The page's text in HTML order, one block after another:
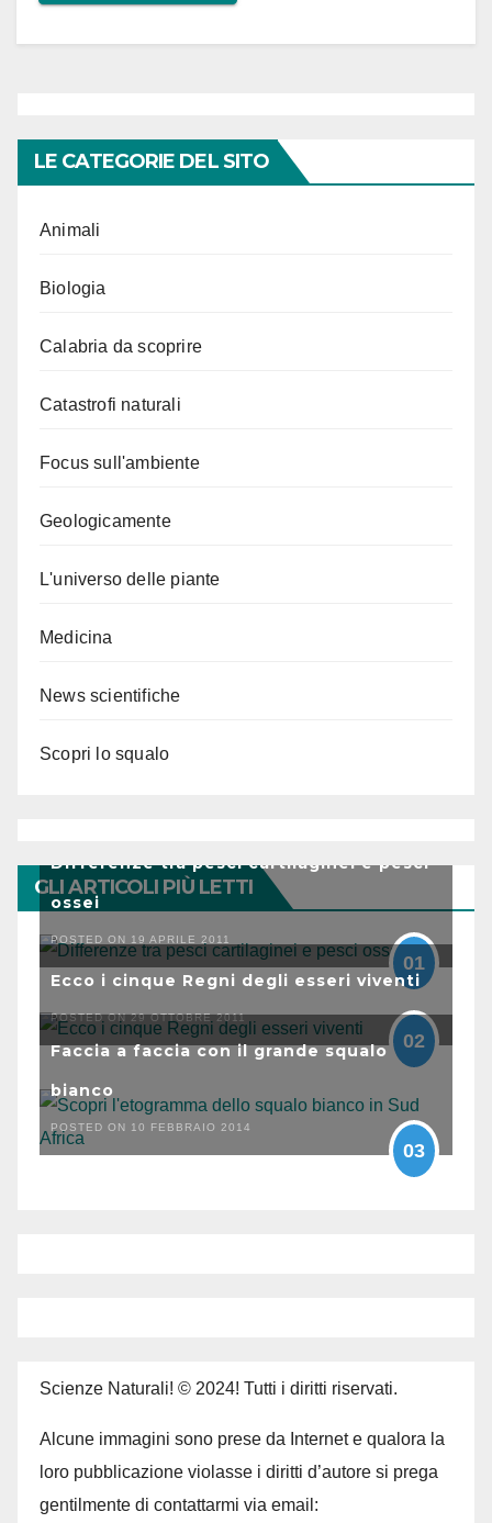
LE CATEGORIE DEL SITO
Animali
Biologia
Calabria da scoprire
Catastrofi naturali
Focus sull'ambiente
Geologicamente
L'universo delle piante
Medicina
News scientifiche
Scopri lo squalo
GLI ARTICOLI PIÙ LETTI
Differenze tra pesci cartilaginei e pesci
ossei
POSTED ON 19 APRILE 2011
01
Ecco i cinque Regni degli esseri viventi
POSTED ON 29 OTTOBRE 2011
02
Faccia a faccia con il grande squalo
bianco
POSTED ON 10 FEBBRAIO 2014
03
Scienze Naturali! © 2024! Tutti i diritti riservati.
Alcune immagini sono prese da Internet e qualora la
loro pubblicazione violasse i diritti d’autore si prega
gentilmente di contattarmi via email: